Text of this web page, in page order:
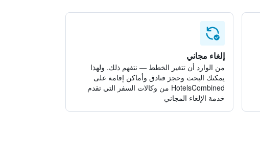
إلغاء مجاني
من الوارد أن تتغير الخطط — نتفهم ذلك. ولهذا
يمكنك البحث وحجز فنادق وأماكن إقامة على
HotelsCombined من وكالات السفر التي تقدم
خدمة الإلغاء المجاني